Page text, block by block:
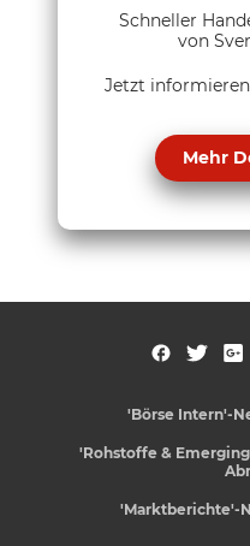
Schneller
von
Jetzt
Mehr
'Börse Intern'-
'Rohstoffe &
'Marktberichte'-